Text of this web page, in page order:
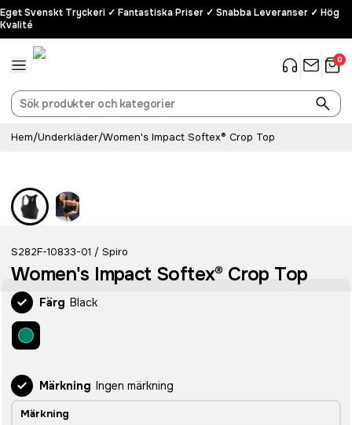
Eget Svenskt Tryckeri ✓ Fantastiska Priser ✓ Snabba Leveranser ✓ Hög
Kvalité
0
Hem/Underkläder/Women's Impact Softex® Crop Top
S282F-10833-01 / Spiro
Women's Impact Softex® Crop Top
Färg Black
Märkning Ingen märkning
Märkning